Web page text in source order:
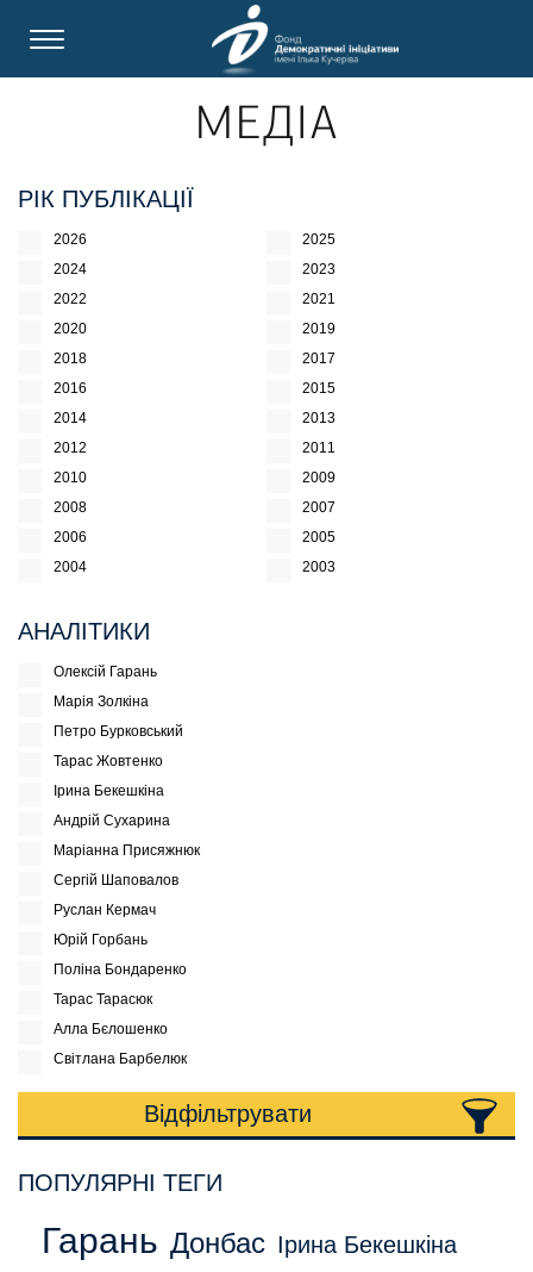
МЕДІА
РІК ПУБЛІКАЦІЇ
2026
2025
2024
2023
2022
2021
2020
2019
2018
2017
2016
2015
2014
2013
2012
2011
2010
2009
2008
2007
2006
2005
2004
2003
АНАЛІТИКИ
Олексій Гарань
Марія Золкіна
Петро Бурковський
Тарас Жовтенко
Ірина Бекешкіна
Андрій Сухарина
Маріанна Присяжнюк
Сергій Шаповалов
Руслан Кермач
Юрій Горбань
Поліна Бондаренко
Тарас Тарасюк
Алла Бєлошенко
Світлана Барбелюк
Відфільтрувати
ПОПУЛЯРНІ ТЕГИ
Гарань Донбас Ірина Бекешкіна